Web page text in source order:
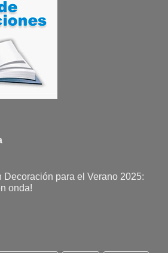
Decoración para el Verano 2025:
onda!